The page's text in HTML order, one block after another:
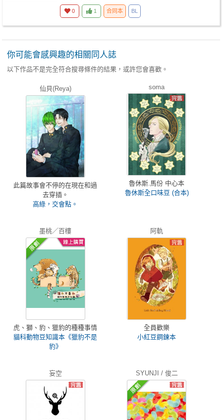
0 1 合同本 BL
你可能會感興趣的相關同人誌
以下作品不是完全符合搜尋條件的結果，或許您會喜歡。
仙貝(Reya)
此篇故事會不停的在現在和過
去穿插。
高綠，交會點。
soma
魯休斯.馬份 中心本
魯休斯全口味豆 (合本)
墨桃／百樓
虎、獅、豹、獵豹的種種事情
貓科動物豆知識本《獵豹不是
豹》
阿軌
全員歡樂
小紅豆鋼鍊本
妄空 SYUNJI / 俊二